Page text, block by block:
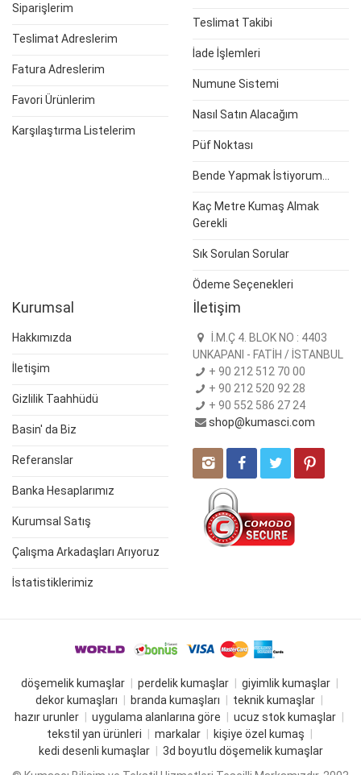
Siparişlerim
Teslimat Adreslerim
Fatura Adreslerim
Favori Ürünlerim
Karşılaştırma Listelerim
Teslimat Takibi
İade İşlemleri
Numune Sistemi
Nasıl Satın Alacağım
Püf Noktası
Bende Yapmak İstiyorum...
Kaç Metre Kumaş Almak
Gerekli
Sık Sorulan Sorular
Ödeme Seçenekleri
Kurumsal
Hakkımızda
İletişim
Gizlilik Taahhüdü
Basin' da Biz
Referanslar
Banka Hesaplarımız
Kurumsal Satış
Çalışma Arkadaşları Arıyoruz
İstatistiklerimiz
İletişim
İ.M.Ç 4. BLOK NO : 4403
UNKAPANI - FATİH / İSTANBUL
+ 90 212 512 70 00
+ 90 212 520 92 28
+ 90 552 586 27 24
shop@kumasci.com
döşemelik kumaşlar perdelik kumaşlar
giyimlik kumaşlar
dekor kumaşları
branda kumaşları
teknik kumaşlar
hazır urunler
uygulama alanlarına göre
ucuz stok kumaşlar
tekstil yan ürünleri
markalar
kişiye özel kumaş
kedi desenli kumaşlar
3d boyutlu döşemelik kumaşlar